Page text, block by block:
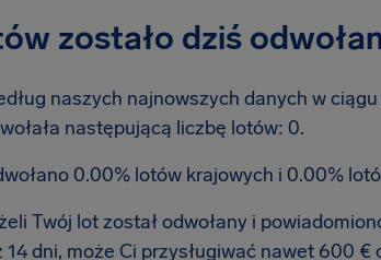
zostało dziś
naszych najnowszych danych w
następującą liczbę lotów: 0.
0.00% lotów krajowych i 0.00%
Twój lot został odwołany i
14 dni, może Ci przysługiwać nawet 600 €